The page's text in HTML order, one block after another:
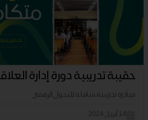
حقيبة تدريبية دورة إدارة
مبادرة تدريبية شاملة للتحول الرقمي
14 أبريل 2024